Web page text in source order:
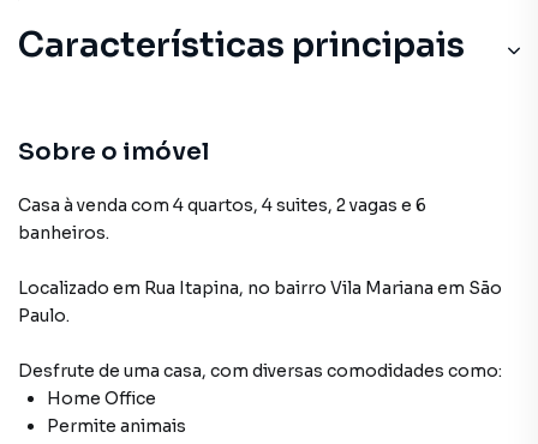
Características principais
Sobre o imóvel
Casa à venda com 4 quartos, 4 suites, 2 vagas e 6
banheiros.
Localizado em Rua Itapina, no bairro Vila Mariana em São
Paulo.
Desfrute de uma casa, com diversas comodidades como:
Home Office
Permite animais